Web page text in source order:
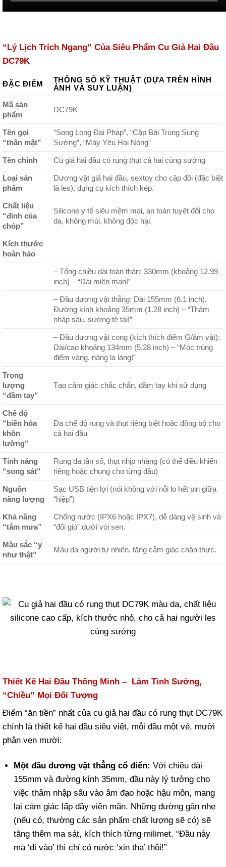
“Lý Lịch Trích Ngang” Của Siêu Phẩm Cu Giả Hai Đầu
DC79K
ĐẶC ĐIỂM
THÔNG SỐ KỸ THUẬT (DỰA TRÊN HÌNH
ẢNH VÀ SUY LUẬN)
Mã sản
phẩm
DC79K
Tên gọi
“thân mật”
“Song Long Đại Pháp”, “Cặp Bài Trùng Sung
Sướng”, “Máy Yêu Hai Nòng”
Tên chính Cu giả hai đầu có rung thụt cả hai cùng sướng
Loại sản
phẩm
Dương vật giả hai đầu, sextoy cho cặp đôi (đặc biệt
là les), dụng cụ kích thích kép.
Chất liệu
“đỉnh của
chóp”
Silicone y tế siêu mềm mại, an toàn tuyệt đối cho
da, không mùi, không độc hại.
Kích thước
hoàn hảo
– Tổng chiều dài toàn thân: 330mm (khoảng 12.99
inch) – “Dài miên man!”
– Đầu dương vật thẳng: Dài 155mm (6.1 inch),
Đường kính khoảng 35mm (1.28 inch) – “Thâm
nhập sâu, sướng tê tái!”
– Đầu dương vật cong (kích thích điểm G/âm vật):
Dài/cao khoảng 134mm (5.28 inch) – “Móc trúng
điểm vàng, nàng la làng!”
Trọng
lượng
“đầm tay”
Tạo cảm giác chắc chắn, đầm tay khi sử dụng
Chế độ
“biến hóa
khôn
lường”
Đa chế độ rung và thụt riêng biệt hoặc đồng bộ cho
cả hai đầu
Tính năng
“song sát”
Rung đa tần số, thụt nhịp nhàng (có thể điều khiển
riêng hoặc chung cho từng đầu)
Nguồn
năng lượng
Sạc USB tiện lợi (nói không với nỗi lo hết pin giữa
“hiệp”)
Khả năng
“tắm mưa”
Chống nước (IPX6 hoặc IPX7), dễ dàng vệ sinh và
“đổi gió” dưới vòi sen.
Màu sắc “y
như thật”
Màu da người tự nhiên, tăng cảm giác chân thực.
Thiết Kế Hai Đầu Thông Minh – Làm Tình Sướng,
“Chiều” Mọi Đối Tượng
Điểm “ăn tiền” nhất của cu giả hai đầu có rung thụt DC79K
chính là thiết kế hai đầu siêu việt, mỗi đầu một vẻ, mười
phân vẹn mười:
Một đầu dương vật thẳng cổ điển: Với chiều dài
155mm và đường kính 35mm, đầu này lý tưởng cho
việc thâm nhập sâu vào âm đạo hoặc hậu môn, mang
lại cảm giác lấp đầy viên mãn. Những đường gân nhẹ
(nếu có, thường các sản phẩm chất lượng sẽ có) sẽ
tăng thêm ma sát, kích thích từng milimet. “Đầu này
mà ‘đi vào’ thì chỉ có nước ‘xin tha’ thôi!”